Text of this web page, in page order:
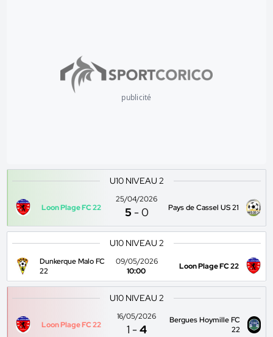
publicité
U10 NIVEAU 2
Loon Plage FC 22
25/04/2026
5 -0 Pays de Cassel US 21
U10 NIVEAU 2
Dunkerque Malo FC
22
09/05/2026
10:00
Loon Plage FC 22
U10 NIVEAU 2
Loon Plage FC 22
16/05/2026
1 -4
Bergues Hoymille FC
22